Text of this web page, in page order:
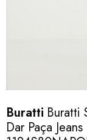
Buratti Buratti
Dar Paça